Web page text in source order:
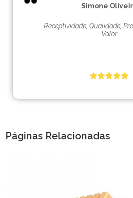
Simone
Receptividade, Qualidade,
Valor
Páginas Relacionadas